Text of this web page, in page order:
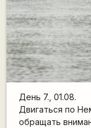
День 7., 01.08.
Двигаться по
обращать